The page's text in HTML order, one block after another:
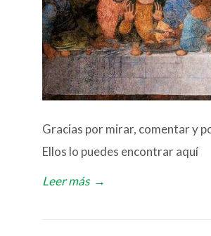
Gracias por mirar, comentar y
Ellos lo puedes encontrar aquí
Leer más →